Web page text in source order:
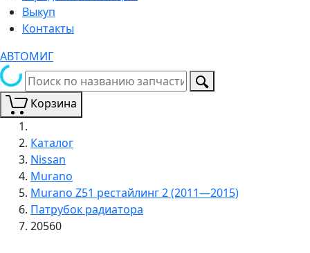
Выкуп
Контакты
АВТОМИГ
Корзина
Каталог
Nissan
Murano
Murano Z51 рестайлинг 2 (2011—2015)
Патрубок радиатора
20560